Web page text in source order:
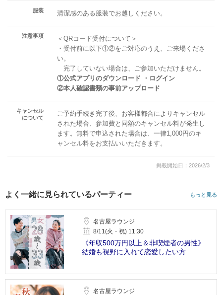
服装 清潔感のある服装でお越しください。
注意事項
＜QRコード受付について＞
・受付前に以下①②をご対応のうえ、ご来場くださ
い。
完了していない場合は、ご参加いただけません。
①公式アプリのダウンロード ・ログイン
②本人確認書類の事前アップロード
キャンセル
について
ご予約手続き完了後、お客様都合によりキャンセル
された場合、参加費と同額のキャンセル料が発生し
ます。無料で申込された場合は、一律1,000円のキ
ャンセル料をお支払いいただきます。
掲載開始日：2026/2/3
よく一緒に見られているパーティー もっと見る
名古屋ラウンジ
8/11(火・祝) 11:30
《年収500万円以上＆非喫煙者の男性》
結婚も視野に入れて恋愛したい方
名古屋ラウンジ